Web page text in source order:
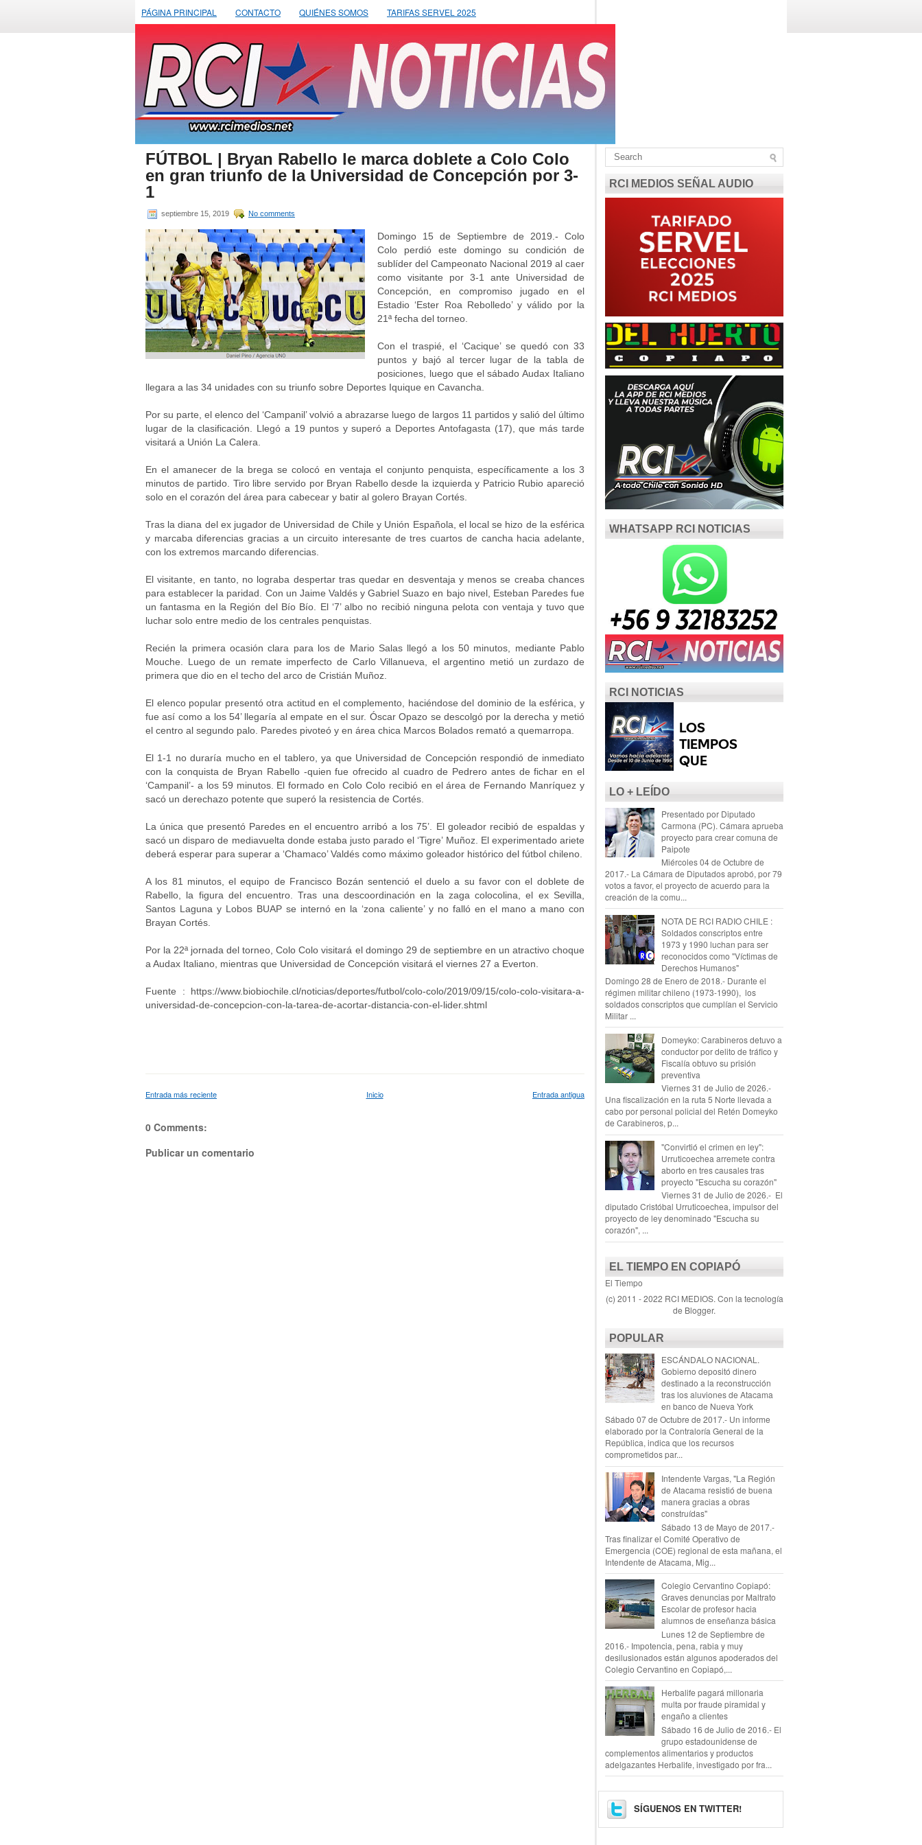
PÁGINA PRINCIPAL CONTACTO QUIÉNES SOMOS TARIFAS SERVEL 2025
FÚTBOL | Bryan Rabello le marca doblete a Colo Colo
en gran triunfo de la Universidad de Concepción por 3-
1
septiembre 15, 2019 No comments
Domingo 15 de Septiembre de 2019.- Colo
Colo perdió este domingo su condición de
sublíder del Campeonato Nacional 2019 al caer
como visitante por 3-1 ante Universidad de
Concepción, en compromiso jugado en el
Estadio ‘Ester Roa Rebolledo’ y válido por la
21ª fecha del torneo.
Con el traspié, el ‘Cacique’ se quedó con 33
puntos y bajó al tercer lugar de la tabla de
posiciones, luego que el sábado Audax Italiano
llegara a las 34 unidades con su triunfo sobre Deportes Iquique en Cavancha.
Por su parte, el elenco del ‘Campanil’ volvió a abrazarse luego de largos 11 partidos y salió del último
lugar de la clasificación. Llegó a 19 puntos y superó a Deportes Antofagasta (17), que más tarde
visitará a Unión La Calera.
En el amanecer de la brega se colocó en ventaja el conjunto penquista, específicamente a los 3
minutos de partido. Tiro libre servido por Bryan Rabello desde la izquierda y Patricio Rubio apareció
solo en el corazón del área para cabecear y batir al golero Brayan Cortés.
Tras la diana del ex jugador de Universidad de Chile y Unión Española, el local se hizo de la esférica
y marcaba diferencias gracias a un circuito interesante de tres cuartos de cancha hacia adelante,
con los extremos marcando diferencias.
El visitante, en tanto, no lograba despertar tras quedar en desventaja y menos se creaba chances
para establecer la paridad. Con un Jaime Valdés y Gabriel Suazo en bajo nivel, Esteban Paredes fue
un fantasma en la Región del Bío Bío. El ‘7’ albo no recibió ninguna pelota con ventaja y tuvo que
luchar solo entre medio de los centrales penquistas.
Recién la primera ocasión clara para los de Mario Salas llegó a los 50 minutos, mediante Pablo
Mouche. Luego de un remate imperfecto de Carlo Villanueva, el argentino metió un zurdazo de
primera que dio en el techo del arco de Cristián Muñoz.
El elenco popular presentó otra actitud en el complemento, haciéndose del dominio de la esférica, y
fue así como a los 54’ llegaría al empate en el sur. Óscar Opazo se descolgó por la derecha y metió
el centro al segundo palo. Paredes pivoteó y en área chica Marcos Bolados remató a quemarropa.
El 1-1 no duraría mucho en el tablero, ya que Universidad de Concepción respondió de inmediato
con la conquista de Bryan Rabello -quien fue ofrecido al cuadro de Pedrero antes de fichar en el
‘Campanil’- a los 59 minutos. El formado en Colo Colo recibió en el área de Fernando Manríquez y
sacó un derechazo potente que superó la resistencia de Cortés.
La única que presentó Paredes en el encuentro arribó a los 75’. El goleador recibió de espaldas y
sacó un disparo de mediavuelta donde estaba justo parado el ‘Tigre’ Muñoz. El experimentado ariete
deberá esperar para superar a ‘Chamaco’ Valdés como máximo goleador histórico del fútbol chileno.
A los 81 minutos, el equipo de Francisco Bozán sentenció el duelo a su favor con el doblete de
Rabello, la figura del encuentro. Tras una descoordinación en la zaga colocolina, el ex Sevilla,
Santos Laguna y Lobos BUAP se internó en la ‘zona caliente’ y no falló en el mano a mano con
Brayan Cortés.
Por la 22ª jornada del torneo, Colo Colo visitará el domingo 29 de septiembre en un atractivo choque
a Audax Italiano, mientras que Universidad de Concepción visitará el viernes 27 a Everton.
Fuente : https://www.biobiochile.cl/noticias/deportes/futbol/colo-colo/2019/09/15/colo-colo-visitara-a-
universidad-de-concepcion-con-la-tarea-de-acortar-distancia-con-el-lider.shtml
Entrada más reciente Entrada antigua
Inicio
0 Comments:
Publicar un comentario
RCI MEDIOS SEÑAL AUDIO
WHATSAPP RCI NOTICIAS
RCI NOTICIAS
LO + LEÍDO
Presentado por Diputado
Carmona (PC). Cámara aprueba
proyecto para crear comuna de
Paipote
Miércoles 04 de Octubre de
2017.- La Cámara de Diputados aprobó, por 79
votos a favor, el proyecto de acuerdo para la
creación de la comu...
NOTA DE RCI RADIO CHILE :
Soldados conscriptos entre
1973 y 1990 luchan para ser
reconocidos como "Víctimas de
Derechos Humanos"
Domingo 28 de Enero de 2018.- Durante el
régimen militar chileno (1973-1990), los
soldados conscriptos que cumplían el Servicio
Militar ...
Domeyko: Carabineros detuvo a
conductor por delito de tráfico y
Fiscalía obtuvo su prisión
preventiva
Viernes 31 de Julio de 2026.-
Una fiscalización en la ruta 5 Norte llevada a
cabo por personal policial del Retén Domeyko
de Carabineros, p...
"Convirtió el crimen en ley":
Urruticoechea arremete contra
aborto en tres causales tras
proyecto "Escucha su corazón"
Viernes 31 de Julio de 2026.- El
diputado Cristóbal Urruticoechea, impulsor del
proyecto de ley denominado "Escucha su
corazón", ...
EL TIEMPO EN COPIAPÓ
El Tiempo
(c) 2011 - 2022 RCI MEDIOS. Con la tecnología
de Blogger.
POPULAR
ESCÁNDALO NACIONAL.
Gobierno depositó dinero
destinado a la reconstrucción
tras los aluviones de Atacama
en banco de Nueva York
Sábado 07 de Octubre de 2017.- Un informe
elaborado por la Contraloría General de la
República, indica que los recursos
comprometidos par...
Intendente Vargas, "La Región
de Atacama resistió de buena
manera gracias a obras
construídas"
Sábado 13 de Mayo de 2017.-
Tras finalizar el Comité Operativo de
Emergencia (COE) regional de esta mañana, el
Intendente de Atacama, Mig...
Colegio Cervantino Copiapó:
Graves denuncias por Maltrato
Escolar de profesor hacia
alumnos de enseñanza básica
Lunes 12 de Septiembre de
2016.- Impotencia, pena, rabia y muy
desilusionados están algunos apoderados del
Colegio Cervantino en Copiapó,...
Herbalife pagará millonaria
multa por fraude piramidal y
engaño a clientes
Sábado 16 de Julio de 2016.- El
grupo estadounidense de
complementos alimentarios y productos
adelgazantes Herbalife, investigado por fra...
SÍGUENOS EN TWITTER!